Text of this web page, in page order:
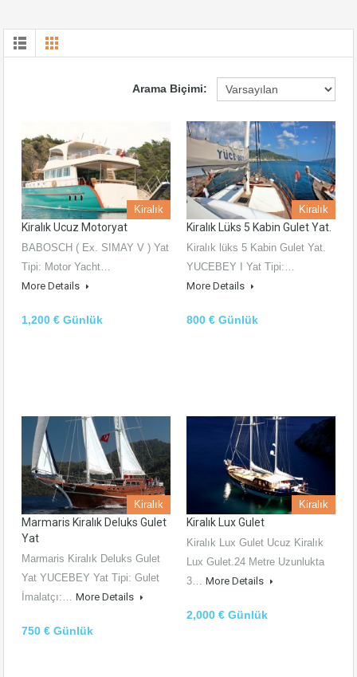
Arama Biçimi:
Kiralık
Kiralık Ucuz Motoryat
BABOSCH ( Ex. SIMAY V ) Yat
Tipi: Motor Yacht…
More Details
1,200 € Günlük
Kiralık
Kiralık Lüks 5 Kabin Gulet Yat.
Kiralık lüks 5 Kabin Gulet Yat.
YUCEBEY I Yat Tipi:…
More Details
800 € Günlük
Kiralık
Marmaris Kiralık Deluks Gulet
Yat
Marmaris Kiralık Deluks Gulet
Yat YUCEBEY Yat Tipi: Gulet
İmalatçı:… More Details
750 € Günlük
Kiralık
Kiralık Lux Gulet
Kiralık Lux Gulet Ucuz Kiralık
Lux Gulet.24 Metre Uzunlukta
3… More Details
2,000 € Günlük